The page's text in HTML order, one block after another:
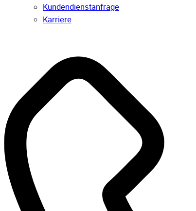
Kunden­dienst­anfrage
Karriere